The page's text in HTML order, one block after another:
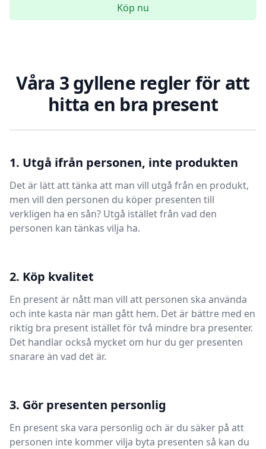
Köp nu
Våra 3 gyllene regler för att
hitta en bra present
1. Utgå ifrån personen, inte produkten
Det är lätt att tänka att man vill utgå från en produkt,
men vill den personen du köper presenten till
verkligen ha en sån? Utgå istället från vad den
personen kan tänkas vilja ha.
2. Köp kvalitet
En present är nått man vill att personen ska använda
och inte kasta när man gått hem. Det är bättre med en
riktig bra present istället för två mindre bra presenter.
Det handlar också mycket om hur du ger presenten
snarare än vad det är.
3. Gör presenten personlig
En present ska vara personlig och är du säker på att
personen inte kommer vilja byta presenten så kan du